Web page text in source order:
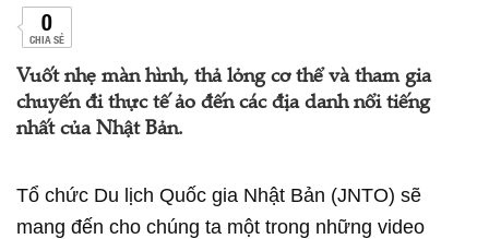
0
CHIA SẺ
Vuốt nhẹ màn hình, thả lỏng cơ thể và tham gia
chuyến đi thực tế ảo đến các địa danh nổi tiếng
nhất của Nhật Bản.
Tổ chức Du lịch Quốc gia Nhật Bản (JNTO) sẽ
mang đến cho chúng ta một trong những video